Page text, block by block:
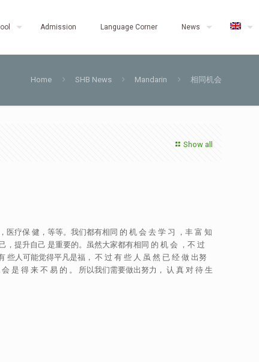
Admission Language Corner News
Home SHB News Mandarin 相同机会
Show all
医疗保 健，等等。我们都有相同 的 机 会 去 学 习 ，丰 富 知
，提升自己 是重要的。虽然大家都有相同 的 机 会 ，不 过
些人可能觉得平凡是福， 不 过 有 些 人 虽 然 已 经 做 出努
是 得 来 不 易 的 。 所以我们需要做出努力， 认 真 对 待 生